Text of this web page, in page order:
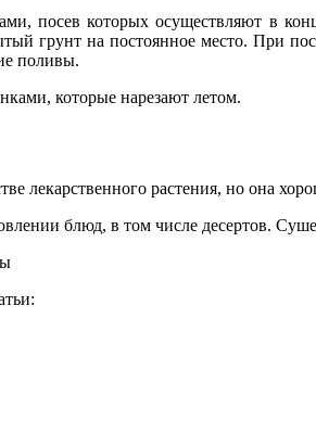
посев которых осуществляют в
грунт на постоянное место. При
поливы.
которые нарезают летом.
лекарственного растения, но она
блюд, в том числе десертов.